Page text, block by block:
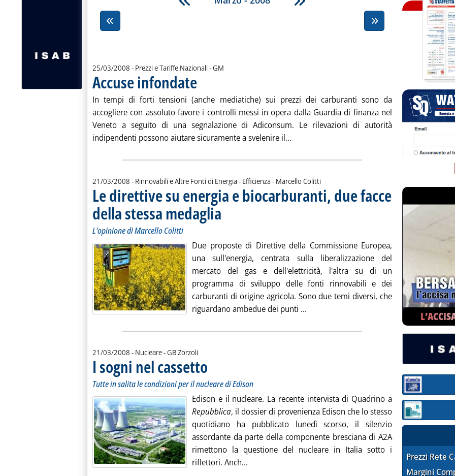
25/03/2008 - Prezzi e Tariffe Nazionali -di:
GM
Accuse infondate
In tempi di forti tensioni (anche mediatiche) sui prezzi dei carburanti sono da
accogliere con assoluto favore i controlli messi in opera dalla Guardia di finanza nel
Veneto a seguito di una segnalazione di Adiconsum. Le rilevazioni di autorità
indipendenti possono aiutare sicuramente a svelenire il...
21/03/2008 - Rinnovabili e Altre Fonti di Energia - Efficienza - di:
Marcello Colitti
Le direttive su energia e biocarburanti, due facce
della stessa medaglia
L'opinione di Marcello Colitti
Due proposte di Direttive della Commissione Europea,
una sull'energia, centrata sulla liberalizzazione del
mercato del gas e dell'elettricità, l'altra su di un
programma di sviluppo delle fonti rinnovabili e dei
carburanti di origine agricola. Sono due temi diversi, che
riguardano ambedue dei punti ... Leggi tutta la notizia: 'Le direttive su
21/03/2008 - Nucleare -di:
GB Zorzoli
I sogni nel cassetto
Tutte in salita le condizioni per il nucleare di Edison
Edison e il nucleare. La recente intervista di Quadrino a
Repubblica, il dossier di provenienza Edison che lo stesso
quotidiano ha pubblicato lunedì scorso, il silenzio
assordante da parte della componente bresciana di A2A
rimettono la questione del nucleare in Italia sotto i
riflettori. Anch...
Sezione:
Sezione:
Prezzi Rete
Margini